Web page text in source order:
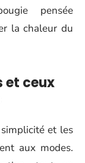
pensée
la chaleur du
et ceux
et les
aux modes.